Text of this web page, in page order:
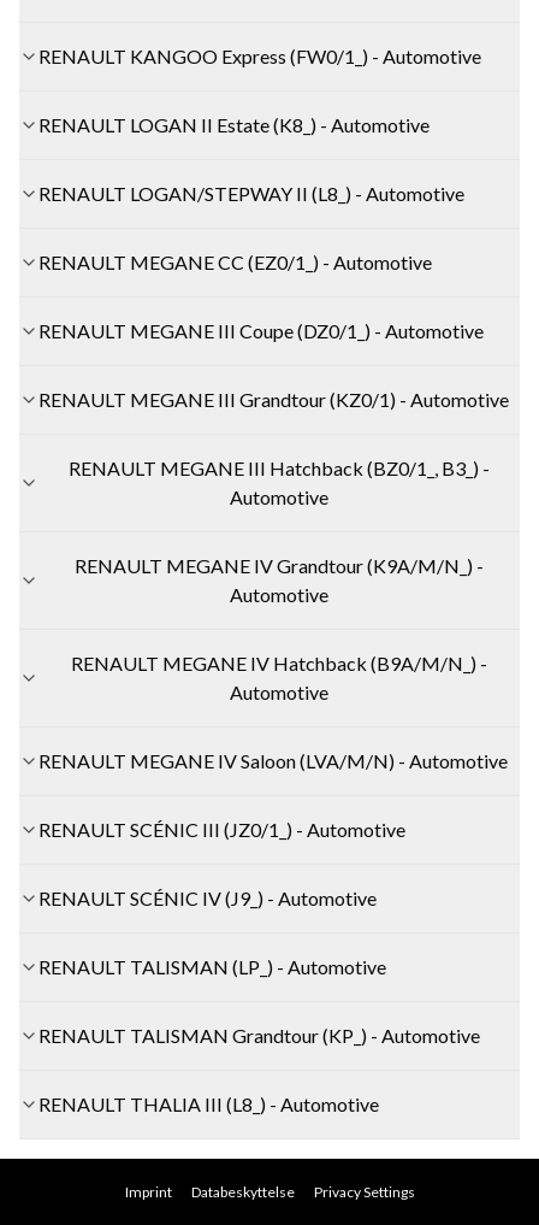
RENAULT KANGOO Express (FW0/1_) - Automotive
RENAULT LOGAN II Estate (K8_) - Automotive
RENAULT LOGAN/STEPWAY II (L8_) - Automotive
RENAULT MEGANE CC (EZ0/1_) - Automotive
RENAULT MEGANE III Coupe (DZ0/1_) - Automotive
RENAULT MEGANE III Grandtour (KZ0/1) - Automotive
RENAULT MEGANE III Hatchback (BZ0/1_, B3_) -
Automotive
RENAULT MEGANE IV Grandtour (K9A/M/N_) -
Automotive
RENAULT MEGANE IV Hatchback (B9A/M/N_) -
Automotive
RENAULT MEGANE IV Saloon (LVA/M/N) - Automotive
RENAULT SCÉNIC III (JZ0/1_) - Automotive
RENAULT SCÉNIC IV (J9_) - Automotive
RENAULT TALISMAN (LP_) - Automotive
RENAULT TALISMAN Grandtour (KP_) - Automotive
RENAULT THALIA III (L8_) - Automotive
Imprint Databeskyttelse Privacy Settings